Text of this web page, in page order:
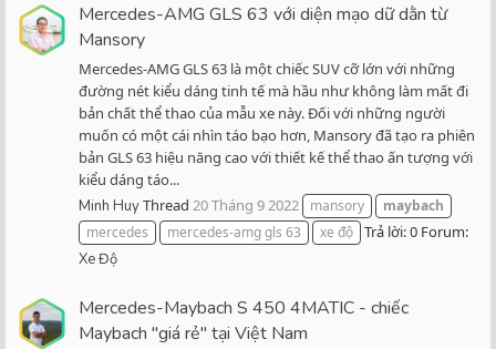
Mercedes-AMG GLS 63 với diện mạo dữ dằn từ
Mansory
Mercedes-AMG GLS 63 là một chiếc SUV cỡ lớn với những
đường nét kiểu dáng tinh tế mà hầu như không làm mất đi
bản chất thể thao của mẫu xe này. Đối với những người
muốn có một cái nhìn táo bạo hơn, Mansory đã tạo ra phiên
bản GLS 63 hiệu năng cao với thiết kế thể thao ấn tượng với
kiểu dáng táo...
Minh HuyThread 20 Tháng 9 2022 mansory
maybach
mercedes
mercedes-amg gls 63 xe độ Trả lời: 0 Forum:
Xe Độ
Mercedes-Maybach S 450 4MATIC - chiếc
Maybach "giá rẻ" tại Việt Nam